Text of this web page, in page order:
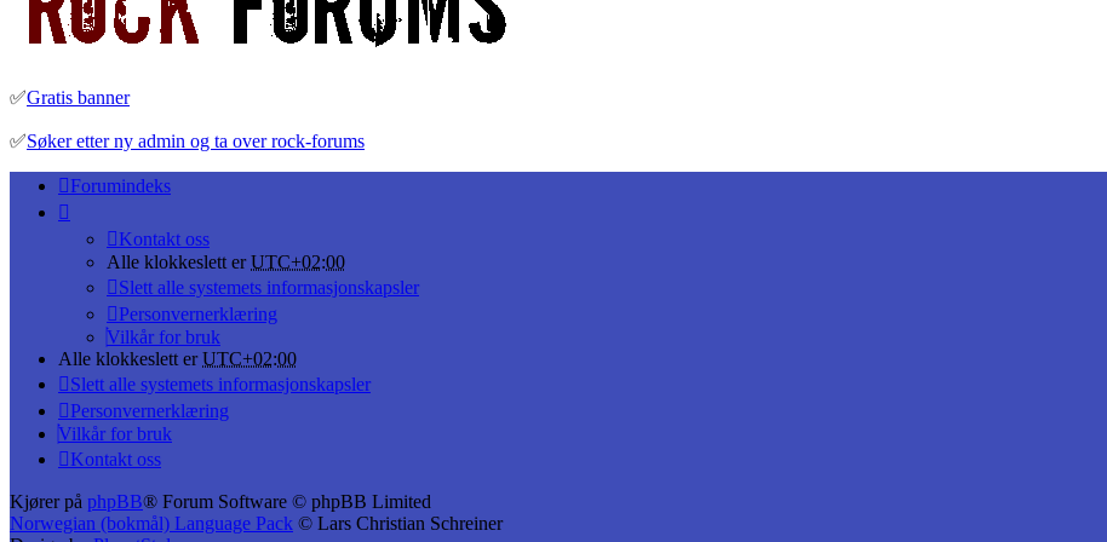
✅Gratis banner
✅Søker etter ny admin og ta over rock-forums
Forumindeks
Kontakt oss
Alle klokkeslett erUTC+02:00
Slett alle systemets informasjonskapsler
Personvernerklæring
Vilkår for bruk
Alle klokkeslett erUTC+02:00
Slett alle systemets informasjonskapsler
Personvernerklæring
Vilkår for bruk
Kontakt oss
Kjører på phpBB® Forum Software © phpBB Limited
Norwegian (bokmål) Language Pack © Lars Christian Schreiner